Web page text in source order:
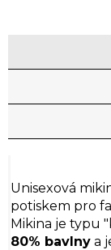
Unisexová
potiskem pro
Mikina je typu
80% bavlny a